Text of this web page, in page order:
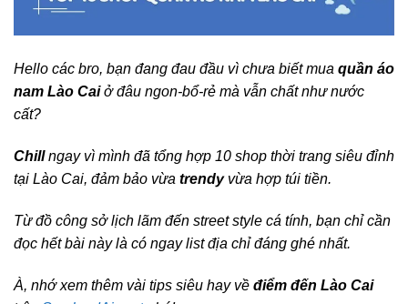
Hello các bro, bạn đang đau đầu vì chưa biết mua quần áo
nam Lào Caiở đâu ngon-bổ-rẻ mà vẫn chất như nước
cất?
Chillngay vì mình đã tổng hợp 10 shop thời trang siêu đỉnh
tại Lào Cai, đảm bảo vừa trendyvừa hợp túi tiền.
Từ đồ công sở lịch lãm đến street style cá tính, bạn chỉ cần
đọc hết bài này là có ngay list địa chỉ đáng ghé nhất.
À, nhớ xem thêm vài tips siêu hay về điểm đến Lào Cai